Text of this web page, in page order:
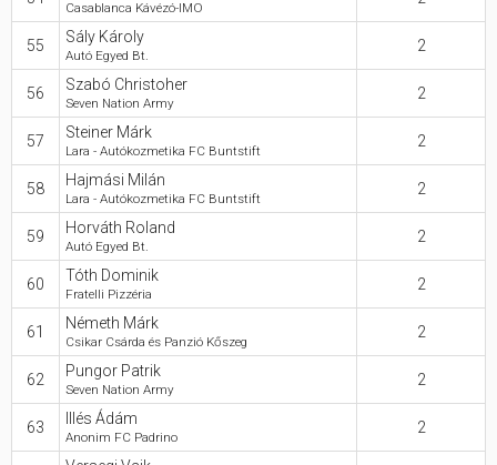
Casablanca Kávézó-IMO
55 Sály Károly
Autó Egyed Bt.
2
56 Szabó Christoher
Seven Nation Army
2
57 Steiner Márk
Lara - Autókozmetika FC Buntstift
2
58 Hajmási Milán
Lara - Autókozmetika FC Buntstift
2
59 Horváth Roland
Autó Egyed Bt.
2
60 Tóth Dominik
Fratelli Pizzéria
2
61 Németh Márk
Csikar Csárda és Panzió Kőszeg
2
62 Pungor Patrik
Seven Nation Army
2
63 Illés Ádám
Anonim FC Padrino
2